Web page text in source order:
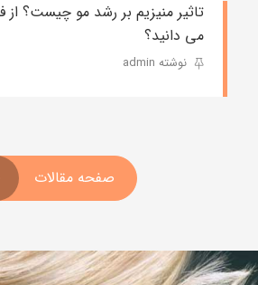
تاثیر منیزیم بر رشد مو چیست؟ از
می دانید؟
نوشته admin
صفحه مقالات